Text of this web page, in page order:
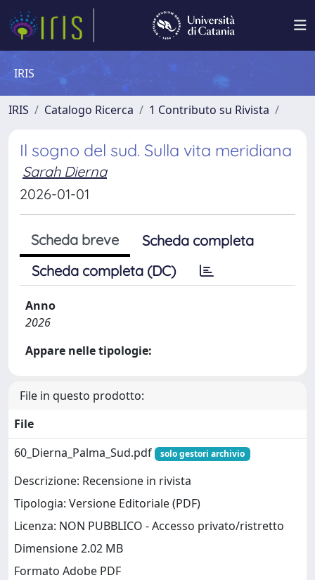
IRIS
IRIS Catalogo Ricerca 1 Contributo su Rivista
Il sogno del sud. Sulla vita meridiana
Sarah Dierna
2026-01-01
Scheda breve
Scheda completa
Scheda completa (DC)
Anno
2026
Appare nelle tipologie:
File in questo prodotto:
File
60_Dierna_Palma_Sud.pdf
solo gestori archivio
Descrizione: Recensione in rivista
Tipologia: Versione Editoriale (PDF)
Licenza: NON PUBBLICO - Accesso privato/ristretto
Dimensione 2.02 MB
Formato Adobe PDF